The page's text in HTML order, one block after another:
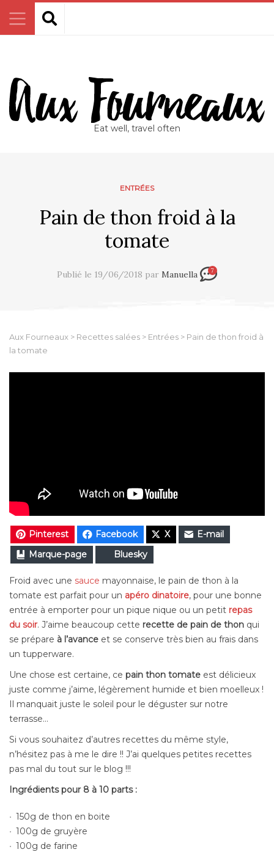
Eat well, travel often
ENTRÉES
Pain de thon froid à la
tomate
Publié le 19/06/2018 par Manuella 7
Aux Fourneaux > Recettes salées > Entrées > Pain de thon froid à
la tomate
Pinterest Facebook X
E-mail
Marque-page
Bluesky
Froid avec une sauce mayonnaise, le pain de thon à la
tomate est parfait pour un apéro dinatoire, pour une bonne
entrée à emporter pour un pique nique ou un petit repas
du soir. J’aime beaucoup cette recette de pain de thon qui
se prépare à l’avance et se conserve très bien au frais dans
un tupperware.
Une chose est certaine, ce pain thon tomate est délicieux
juste comme j’aime, légèrement humide et bien moelleux !
Il manquait juste le soleil pour le déguster sur notre
terrasse…
Si vous souhaitez d’autres recettes du même style,
n’hésitez pas à me le dire !! J’ai quelques petites recettes
pas mal du tout sur le blog !!!
Ingrédients pour 8 à 10 parts :
150g de thon en boite
100g de gruyère
100g de farine